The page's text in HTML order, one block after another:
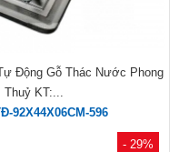
- 29%
Động Gỗ Thác Nước Phong
Thuỷ KT:...
92X44X06CM-596